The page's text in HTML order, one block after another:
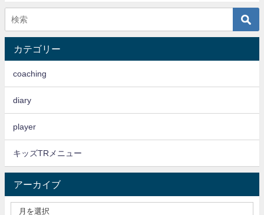
カテゴリー
coaching
diary
player
キッズTRメニュー
アーカイブ